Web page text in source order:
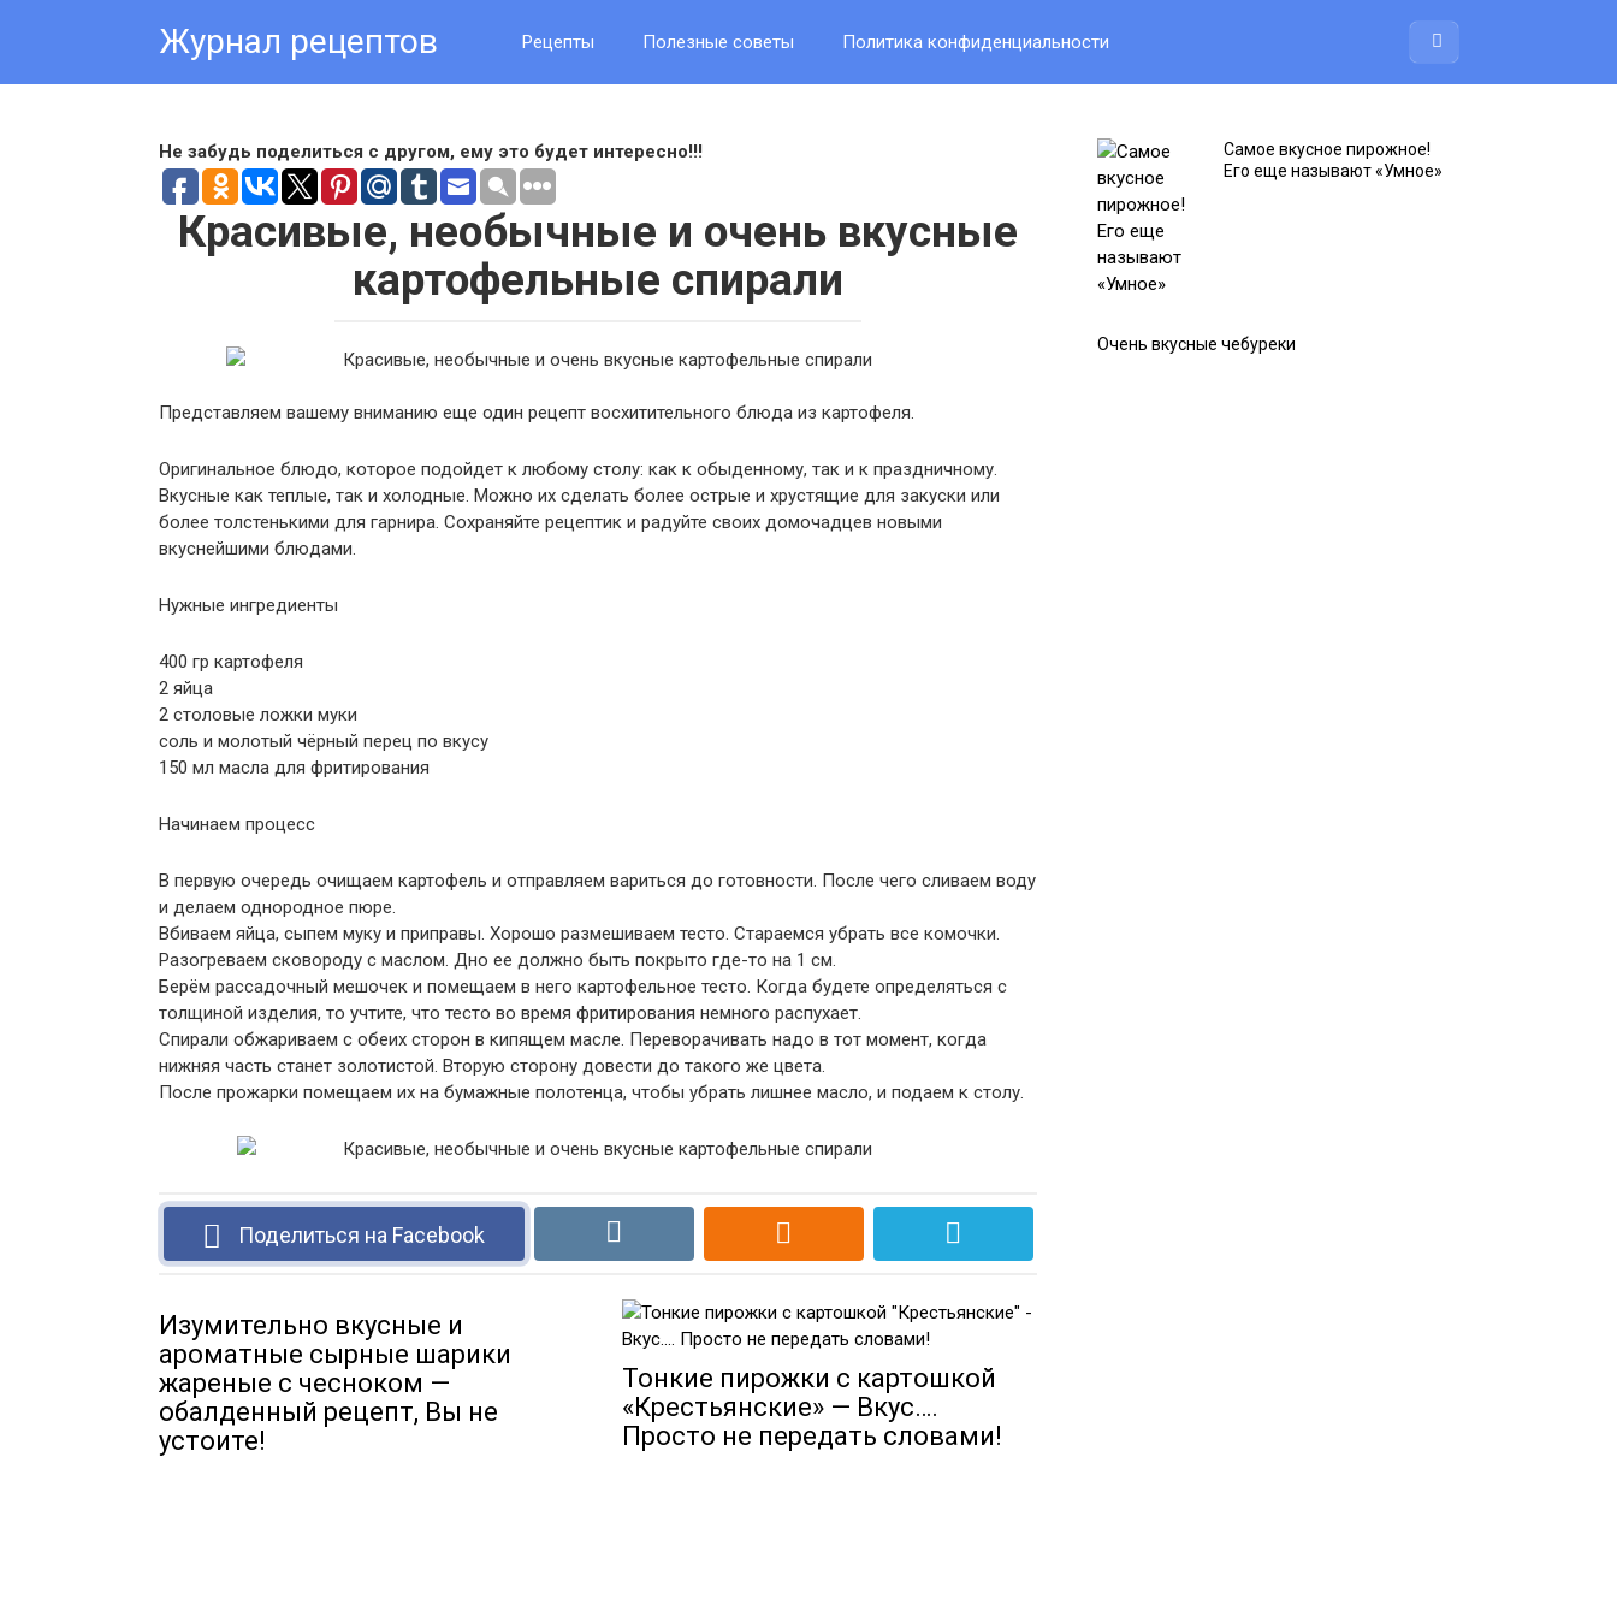
Журнал рецептов Рецепты Полезные советы Политика конфиденциальности
Не забудь поделиться с другом, ему это будет интересно!!!
Красивые, необычные и очень вкусные
картофельные спирали
Представляем вашему вниманию еще один рецепт восхитительного блюда из картофеля.
Оригинальное блюдо, которое подойдет к любому столу: как к обыденному, так и к праздничному.
Вкусные как теплые, так и холодные. Можно их сделать более острые и хрустящие для закуски или
более толстенькими для гарнира. Сохраняйте рецептик и радуйте своих домочадцев новыми
вкуснейшими блюдами.
Нужные ингредиенты
400 гр картофеля
2 яйца
2 столовые ложки муки
соль и молотый чёрный перец по вкусу
150 мл масла для фритирования
Начинаем процесс
В первую очередь очищаем картофель и отправляем вариться до готовности. После чего сливаем воду
и делаем однородное пюре.
Вбиваем яйца, сыпем муку и приправы. Хорошо размешиваем тесто. Стараемся убрать все комочки.
Разогреваем сковороду с маслом. Дно ее должно быть покрыто где-то на 1 см.
Берём рассадочный мешочек и помещаем в него картофельное тесто. Когда будете определяться с
толщиной изделия, то учтите, что тесто во время фритирования немного распухает.
Спирали обжариваем с обеих сторон в кипящем масле. Переворачивать надо в тот момент, когда
нижняя часть станет золотистой. Вторую сторону довести до такого же цвета.
После прожарки помещаем их на бумажные полотенца, чтобы убрать лишнее масло, и подаем к столу.
Поделиться на Facebook
Изумительно вкусные и
ароматные сырные шарики
жареные с чесноком —
обалденный рецепт, Вы не
устоите!
Тонкие пирожки с картошкой
«Крестьянские» — Вкус….
Просто не передать словами!
Самое вкусное пирожное!
Его еще называют «Умное»
Очень вкусные чебуреки